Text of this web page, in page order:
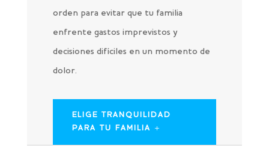
orden para evitar que tu familia
enfrente gastos imprevistos y
decisiones difíciles en un momento de
dolor.
ELIGE TRANQUILIDAD
PARA TU FAMILIA